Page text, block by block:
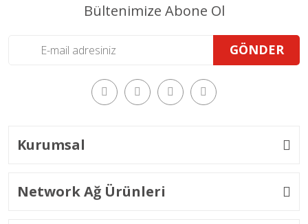
Bültenimize Abone Ol
GÖNDER
Kurumsal
Network Ağ Ürünleri